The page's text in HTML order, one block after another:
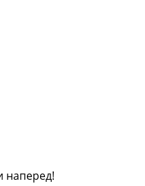
наперед!